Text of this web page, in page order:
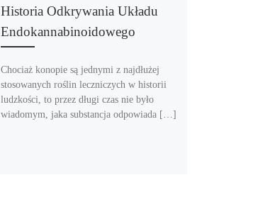
Historia Odkrywania Układu
Endokannabinoidowego
Chociaż konopie są jednymi z najdłużej
stosowanych roślin leczniczych w historii
ludzkości, to przez długi czas nie było
wiadomym, jaka substancja odpowiada […]